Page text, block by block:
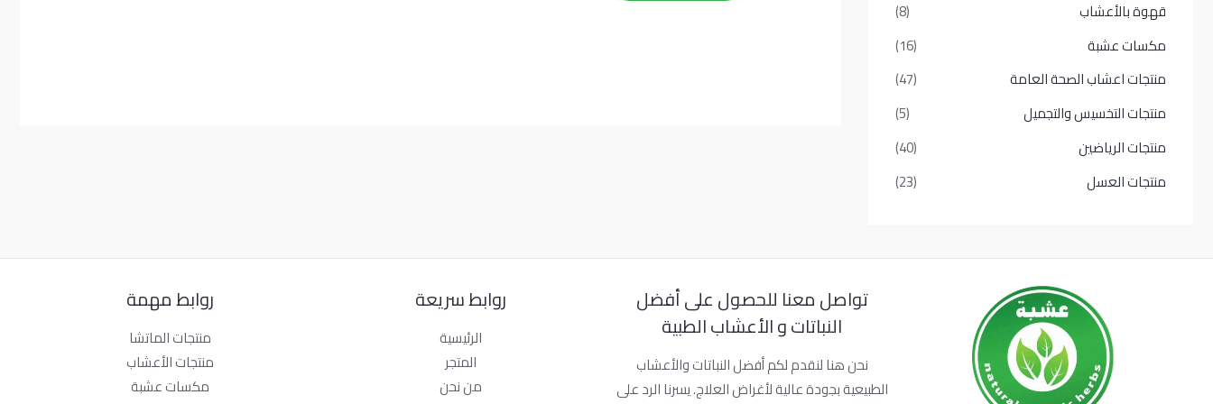
قهوة بالأعشاب
(8)
مكسات عشبة
(16)
منتجات اعشاب الصحة العامة
(47)
منتجات التخسيس والتجميل
(5)
منتجات الرياضين
(40)
منتجات العسل
(23)
تواصل معنا للحصول على أفضل
النباتات و الأعشاب الطبية
نحن هنا لنقدم لكم أفضل النباتات والأعشاب
الطبيعية بجودة عالية لأغراض العلاج. يسرنا الرد على
روابط سريعة
الرئيسية
المتجر
من نحن
روابط مهمة
منتجات الماتشا
منتجات الأعشاب
مكسات عشبة